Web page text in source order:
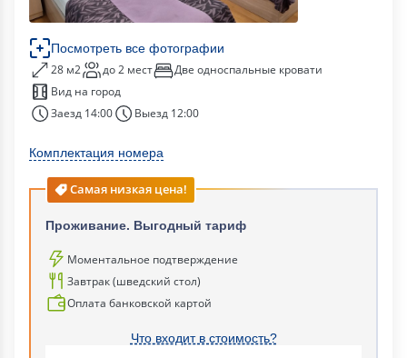
Посмотреть все фотографии
28 м2 до 2 мест
Две односпальные кровати
Вид на город
Заезд 14:00
Выезд 12:00
Комплектация номера
Самая низкая цена!
Проживание. Выгодный тариф
Моментальное подтверждение
Завтрак (шведский стол)
Оплата банковской картой
Что входит в стоимость?